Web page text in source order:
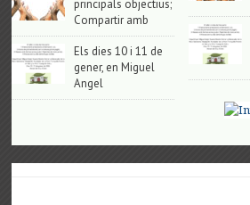
principals objectius;
Compartir amb
Els dies 10 i 11 de
gener, en Miguel
Angel